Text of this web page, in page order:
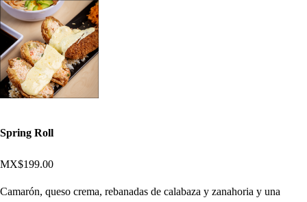
Spring Roll
MX$199.00
Camarón, queso crema, rebanadas de calabaza y zanahoria y una